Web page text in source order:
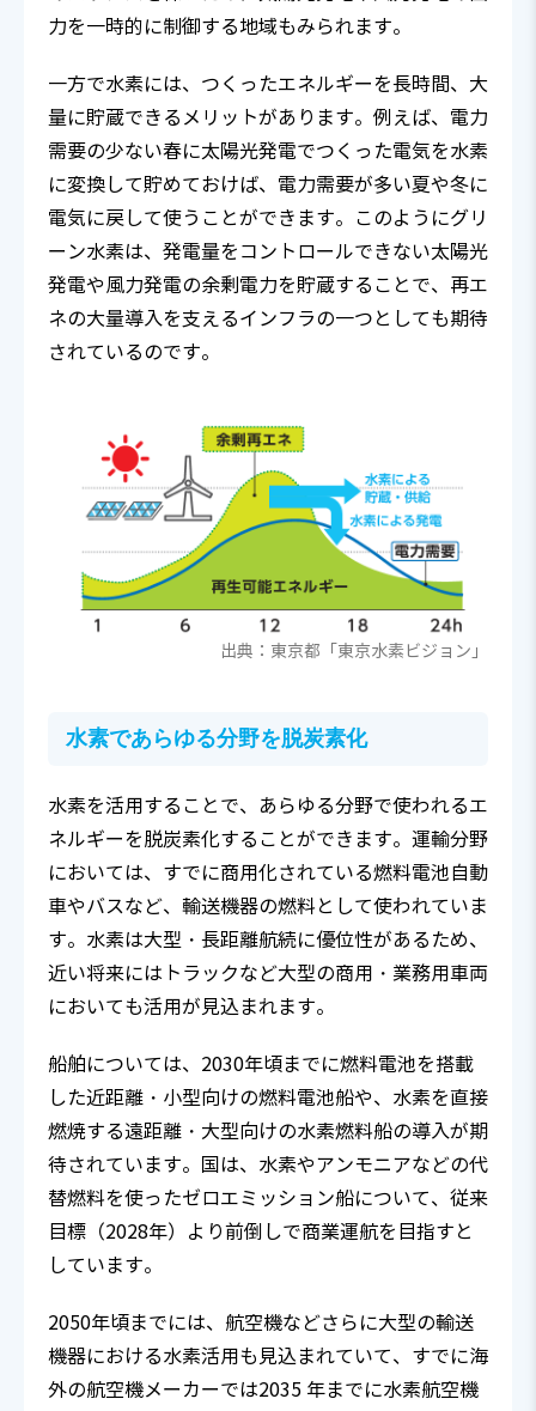
力を一時的に制御する地域もみられます。
一方で水素には、つくったエネルギーを長時間、大
量に貯蔵できるメリットがあります。例えば、電力
需要の少ない春に太陽光発電でつくった電気を水素
に変換して貯めておけば、電力需要が多い夏や冬に
電気に戻して使うことができます。このようにグリ
ーン水素は、発電量をコントロールできない太陽光
発電や風力発電の余剰電力を貯蔵することで、再エ
ネの大量導入を支えるインフラの一つとしても期待
されているのです。
出典：東京都「東京水素ビジョン」
水素であらゆる分野を脱炭素化
水素を活用することで、あらゆる分野で使われるエ
ネルギーを脱炭素化することができます。運輸分野
においては、すでに商用化されている燃料電池自動
車やバスなど、輸送機器の燃料として使われていま
す。水素は大型・長距離航続に優位性があるため、
近い将来にはトラックなど大型の商用・業務用車両
においても活用が見込まれます。
船舶については、2030年頃までに燃料電池を搭載
した近距離・小型向けの燃料電池船や、水素を直接
燃焼する遠距離・大型向けの水素燃料船の導入が期
待されています。国は、水素やアンモニアなどの代
替燃料を使ったゼロエミッション船について、従来
目標（2028年）より前倒しで商業運航を目指すと
しています。
2050年頃までには、航空機などさらに大型の輸送
機器における水素活用も見込まれていて、すでに海
外の航空機メーカーでは2035 年までに水素航空機